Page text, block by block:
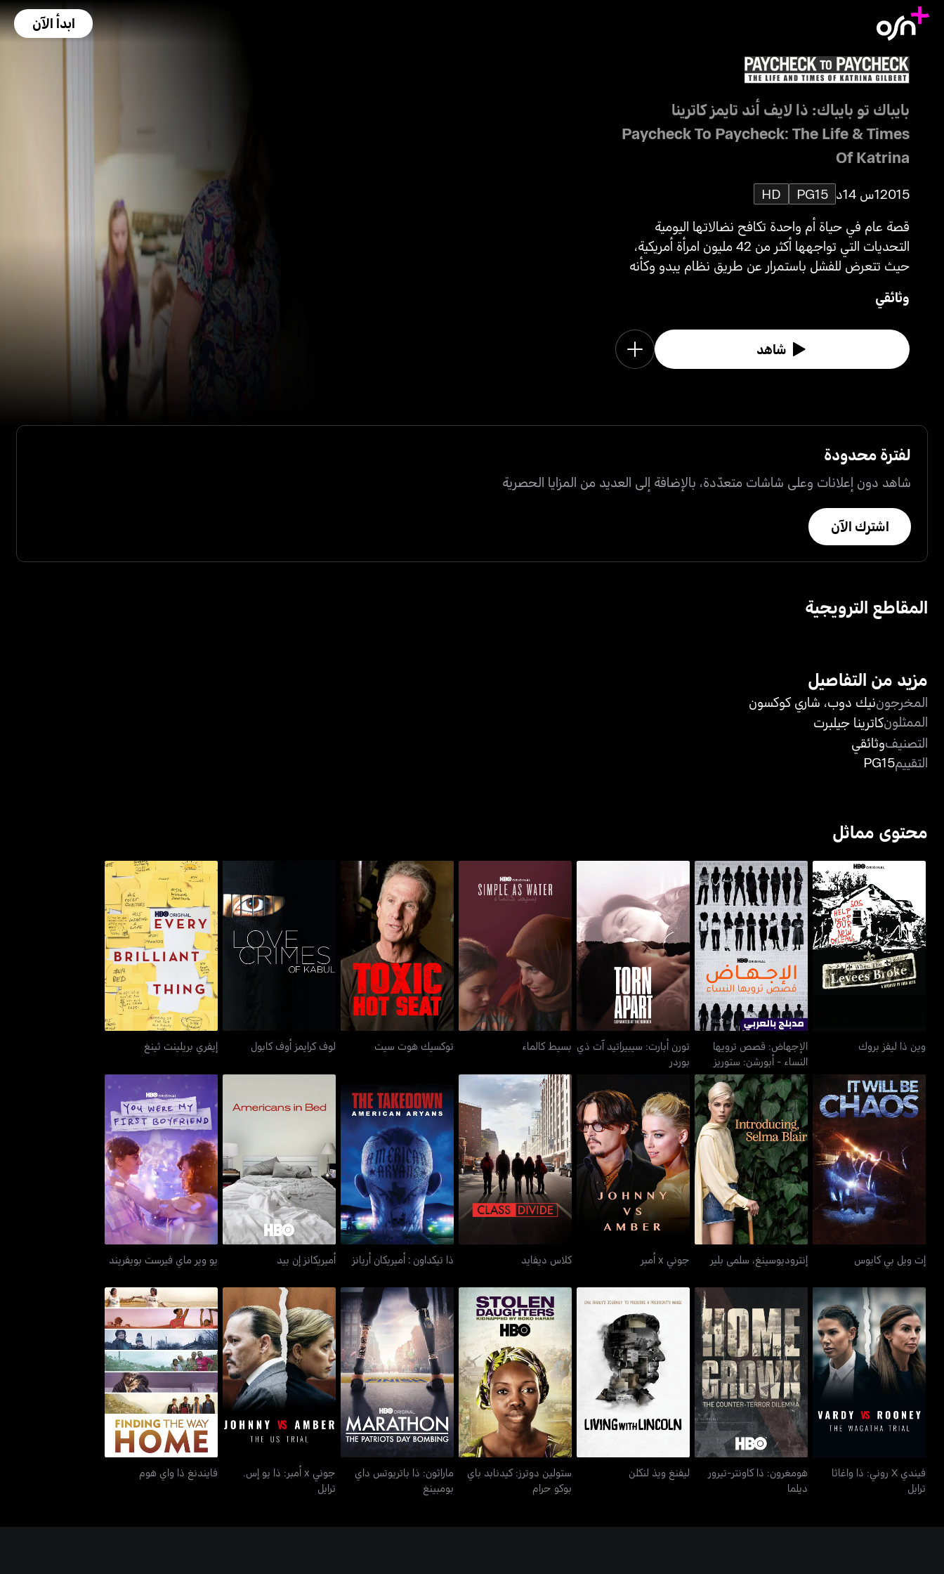
ابدأ الآن
بايباك تو بايباك: ذا لايف أند تايمز كاترينا
Paycheck To Paycheck: The Life & Times
Of Katrina
20151س 14د PG15
HD
قصة عام في حياة أم واحدة تكافح نضالاتها اليومية
التحديات التي تواجهها أكثر من 42 مليون امرأة أمريكية،
حيث تتعرض للفشل باستمرار عن طريق نظام يبدو وكأنه
وثائقي
شاهد
لفترة محدودة
شاهد دون إعلانات وعلى شاشات متعدّدة، بالإضافة إلى العديد من المزايا الحصرية
اشترك الآن
المقاطع الترويجية
مزيد من التفاصيل
المخرجوننيك دوب، شاري كوكسون
الممثلونكاترينا جيلبرت
التصنيفوثائقي
التقييمPG15
محتوى مماثل
وين ذا ليفز بروك
وين ذا ليفز بروك
الإجهاض: قصص ترويها
النساء - أبورشن: ستوريز
ومن تل
الإجهاض: قصص ترويها
النساء - أبورشن: ستوريز
ومن تل
تورن أبارت: سيبيراتيد آت
ذي بوردر
تورن أبارت: سيبيراتيد آت ذي
بوردر
بسيط كالماء
بسيط كالماء
توكسيك هوت سيت
توكسيك هوت سيت
لوف كرايمز أوف كابول
لوف كرايمز أوف كابول
إيفري بريلينت ثينغ
إيفري بريلينت ثينغ
إت ويل بي كايوس
إت ويل بي كايوس
إنتروديوسينغ، سلمى بلير
إنتروديوسينغ، سلمى بلير
جوني x أمبر
جوني x أمبر
كلاس ديفايد
كلاس ديفايد
ذا تيكداون : أميريكان أريانز
ذا تيكداون : أميريكان أريانز
أميريكانز إن بيد
أميريكانز إن بيد
يو وير ماي فيرست بويفريند
يو وير ماي فيرست بويفريند
فيندي X روني: ذا واغاثا
فيندي X روني: ذا واغاثا
ترايل
هومغرون: ذا كاونتر-تيرور
ديلما
هومغرون: ذا كاونتر-تيرور
ديلما
ليفنغ ويذ لنكلن
ليفنغ ويذ لنكلن
ستولين دوترز: كيدنابد باي
بوكو حرام
ستولين دوترز: كيدنابد باي
بوكو حرام
ماراثون: ذا باتريوتس داي
بومبينغ
ماراثون: ذا باتريوتس داي
بومبينغ
جوني x أمبر: ذا يو إس.
ترايل
جوني x أمبر: ذا يو إس.
ترايل
فايندنغ ذا واي هوم
فايندنغ ذا واي هوم